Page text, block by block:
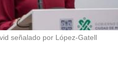
señalado por López-Gatell